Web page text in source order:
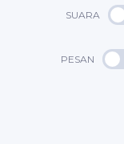
SUARA
PESAN